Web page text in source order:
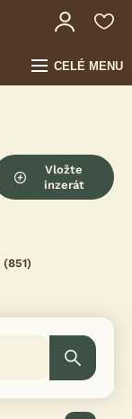
CELÉ MENU
Vložte
inzerát
(851)